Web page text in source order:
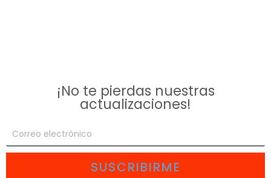
¡No te pierdas nuestras
actualizaciones!
SUSCRIBIRME